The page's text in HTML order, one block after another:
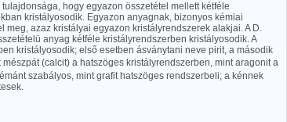
hogy egyazon összetétel mellett kétféle
kristályosodik. Egyazon anyagnak, bizonyos kémiai
azaz kristályai egyazon kristályrendszerek alakjai. A D.
anyag kétféle kristályrendszerben kristályosodik. A
kristályosodik; első esetben ásványtani neve pirit, a második
mészpát (calcit) a hatszöges kristályrendszerben, mint aragonit a
szabályos, mint grafit hatszöges rendszerbeli; a kénnek